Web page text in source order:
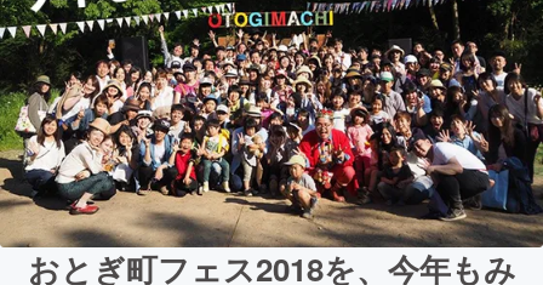
おとぎ町フェス2018を、今年もみ